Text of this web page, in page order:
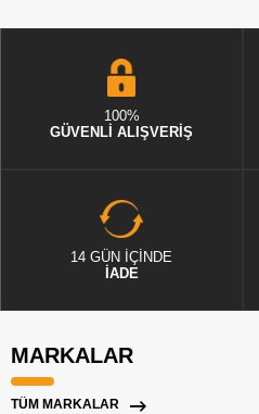
100%
GÜVENLİ ALIŞVERİŞ
14 GÜN İÇİNDE
İADE
MARKALAR
TÜM MARKALAR